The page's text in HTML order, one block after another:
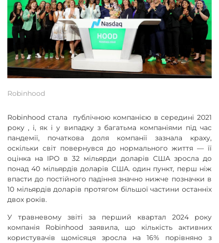
Robinhood
Robinhood стала публічною компанією в середині 2021
року , і, як і у випадку з багатьма компаніями під час
пандемії, початкова доля компанії зазнала краху,
оскільки світ повернувся до нормального життя — її
оцінка на IPO в 32 мільярди доларів США зросла до
понад 40 мільярдів доларів США. один пункт, перш ніж
впасти до постійного падіння значно нижче позначки в
10 мільярдів доларів протягом більшої частини останніх
двох років.
У травневому звіті за перший квартал 2024 року
компанія Robinhood заявила, що кількість активних
користувачів щомісяця зросла на 16% порівняно з